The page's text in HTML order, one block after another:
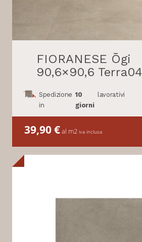
FIORANESE Ōgi
90,6×90,6 Terra04
Spedizione
in
10
giorni
lavorativi
39,90€al m2 iva inclusa